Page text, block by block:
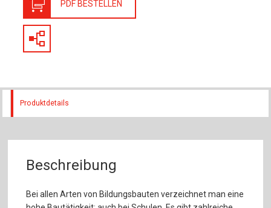
PDF BESTELLEN
Produktdetails
Beschreibung
Bei allen Arten von Bildungsbauten verzeichnet man eine